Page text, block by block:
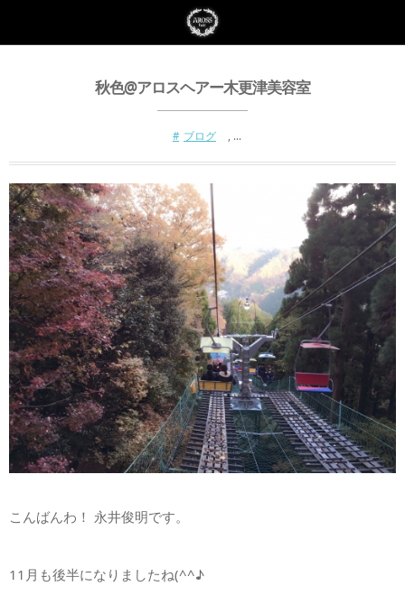
秋色@アロスヘアー木更津美容室
ブログ , …
こんばんわ！ 永井俊明です。
11月も後半になりましたね(^^♪